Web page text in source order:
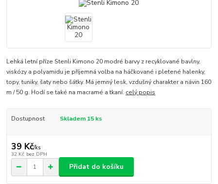
Lehká letní příze Stenli Kimono 20 modré barvy z recyklované bavlny,
viskózy a polyamidu je příjemná volba na háčkované i pletené halenky,
topy, tuniky, šaty nebo šátky. Má jemný lesk, vzdušný charakter a návin 160
m / 50 g. Hodí se také na macramé a tkaní. celý popis
Dostupnost Skladem 15 ks
39 Kč/ks
32 Kč bez DPH
Přidat do košíku